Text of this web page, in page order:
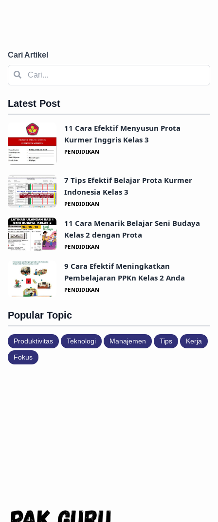
Cari Artikel
Latest Post
11 Cara Efektif Menyusun Prota
Kurmer Inggris Kelas 3
PENDIDIKAN
7 Tips Efektif Belajar Prota Kurmer
Indonesia Kelas 3
PENDIDIKAN
11 Cara Menarik Belajar Seni Budaya
Kelas 2 dengan Prota
PENDIDIKAN
9 Cara Efektif Meningkatkan
Pembelajaran PPKn Kelas 2 Anda
PENDIDIKAN
Popular Topic
Produktivitas Teknologi Manajemen Tips Kerja
Fokus